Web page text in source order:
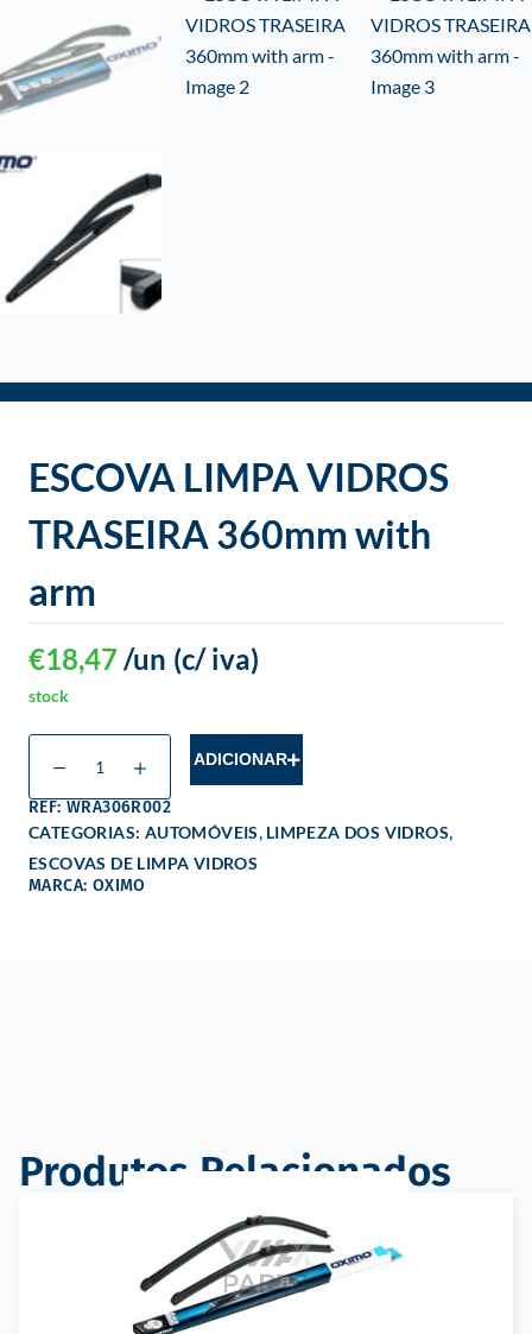
ESCOVA LIMPA VIDROS
TRASEIRA 360mm with
arm
€18,47 (c/ iva)
/un
stock
ADICIONAR
REF: WRA306R002
CATEGORIAS: AUTOMÓVEIS, LIMPEZA DOS VIDROS,
ESCOVAS DE LIMPA VIDROS
MARCA: OXIMO
Produtos Relacionados